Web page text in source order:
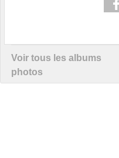
Voir tous les albums
photos